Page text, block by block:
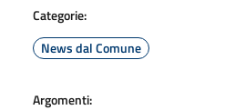
Categorie:
News dal Comune
Argomenti: